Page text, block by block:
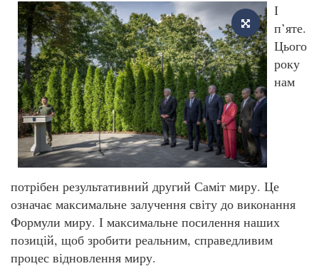
І
п’яте.
Цього
року
нам
потрібен результативний другий Саміт миру. Це
означає максимальне залучення світу до виконання
Формули миру. І максимальне посилення наших
позицій, щоб зробити реальним, справедливим
процес відновлення миру.